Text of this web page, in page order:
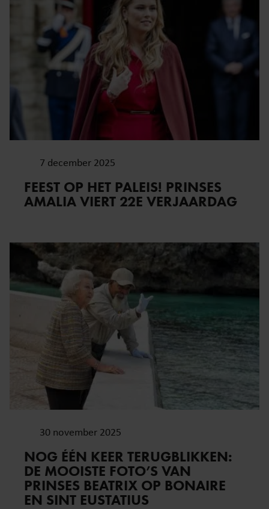
7 december 2025
FEEST OP HET PALEIS! PRINSES
AMALIA VIERT 22E VERJAARDAG
30 november 2025
NOG ÉÉN KEER TERUGBLIKKEN:
DE MOOISTE FOTO’S VAN
PRINSES BEATRIX OP BONAIRE
EN SINT EUSTATIUS